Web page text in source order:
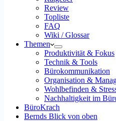
Review
Topliste
FAQ
Wiki / Glossar
Themen
Produktivität & Fokus
Technik & Tools
Bürokommunikation
Organisation &
Wohlbefinden &
Nachhaltigkeit im
BüroKrach
Bernds Blick von oben